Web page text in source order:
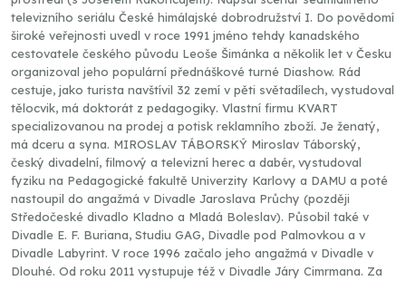
televizního seriálu České himálajské dobrodružství I. Do povědomí
široké veřejnosti uvedl v roce 1991 jméno tehdy kanadského
cestovatele českého původu Leoše Šimánka a několik let v Česku
organizoval jeho populární přednáškové turné Diashow. Rád
cestuje, jako turista navštívil 32 zemí v pěti světadílech, vystudoval
tělocvik, má doktorát z pedagogiky. Vlastní firmu KVART
specializovanou na prodej a potisk reklamního zboží. Je ženatý,
má dceru a syna. MIROSLAV TÁBORSKÝ Miroslav Táborský,
český divadelní, filmový a televizní herec a dabér, vystudoval
fyziku na Pedagogické fakultě Univerzity Karlovy a DAMU a poté
nastoupil do angažmá v Divadle Jaroslava Průchy (později
Středočeské divadlo Kladno a Mladá Boleslav). Působil také v
Divadle E. F. Buriana, Studiu GAG, Divadle pod Palmovkou a v
Divadle Labyrint. V roce 1996 začalo jeho angažmá v Divadle v
Dlouhé. Od roku 2011 vystupuje též v Divadle Járy Cimrmana. Za